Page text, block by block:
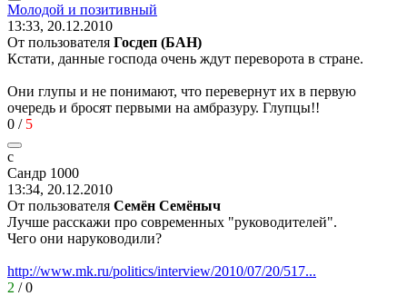
Молодой и позитивный
13:33, 20.12.2010
От пользователя Госдеп (БАН)
Кстати, данные господа очень ждут переворота в стране.
Они глупы и не понимают, что перевернут их в первую
очередь и бросят первыми на амбразуру. Глупцы!!
0 / 5
с
Сандр 1000
13:34, 20.12.2010
От пользователя Ceмён Семёныч
Лучше расскажи про современных "руководителей".
Чего они наруководили?
http://www.mk.ru/politics/interview/2010/07/20/517...
2 /0